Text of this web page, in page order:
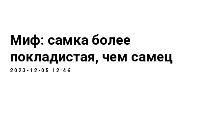
Миф: самка более
покладистая, чем самец
2023-12-05 12:46